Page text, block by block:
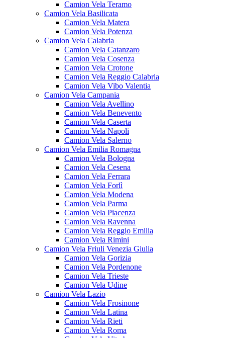
Camion Vela Teramo
Camion Vela Basilicata
Camion Vela Matera
Camion Vela Potenza
Camion Vela Calabria
Camion Vela Catanzaro
Camion Vela Cosenza
Camion Vela Crotone
Camion Vela Reggio Calabria
Camion Vela Vibo Valentia
Camion Vela Campania
Camion Vela Avellino
Camion Vela Benevento
Camion Vela Caserta
Camion Vela Napoli
Camion Vela Salerno
Camion Vela Emilia Romagna
Camion Vela Bologna
Camion Vela Cesena
Camion Vela Ferrara
Camion Vela Forlì
Camion Vela Modena
Camion Vela Parma
Camion Vela Piacenza
Camion Vela Ravenna
Camion Vela Reggio Emilia
Camion Vela Rimini
Camion Vela Friuli Venezia Giulia
Camion Vela Gorizia
Camion Vela Pordenone
Camion Vela Trieste
Camion Vela Udine
Camion Vela Lazio
Camion Vela Frosinone
Camion Vela Latina
Camion Vela Rieti
Camion Vela Roma